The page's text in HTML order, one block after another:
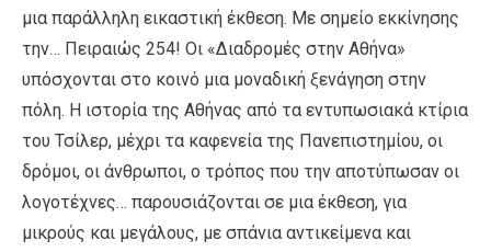
μια παράλληλη εικαστική έκθεση. Με σημείο εκκίνησης
την… Πειραιώς 254! Οι «Διαδρομές στην Αθήνα»
υπόσχονται στο κοινό μια μοναδική ξενάγηση στην
πόλη. Η ιστορία της Αθήνας από τα εντυπωσιακά κτίρια
του Τσίλερ, μέχρι τα καφενεία της Πανεπιστημίου, οι
δρόμοι, οι άνθρωποι, ο τρόπος που την αποτύπωσαν οι
λογοτέχνες… παρουσιάζονται σε μια έκθεση, για
μικρούς και μεγάλους, με σπάνια αντικείμενα και